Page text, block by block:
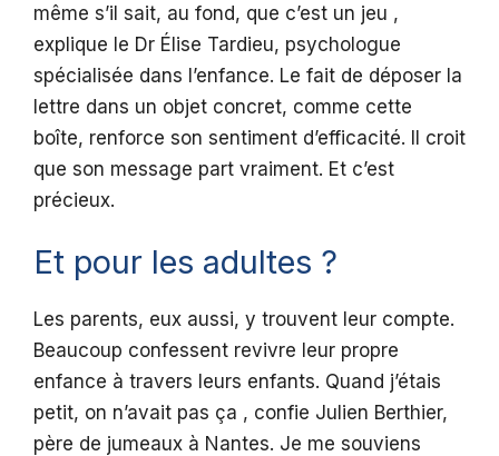
même s’il sait, au fond, que c’est un jeu ,
explique le Dr Élise Tardieu, psychologue
spécialisée dans l’enfance. Le fait de déposer la
lettre dans un objet concret, comme cette
boîte, renforce son sentiment d’efficacité. Il croit
que son message part vraiment. Et c’est
précieux.
Et pour les adultes ?
Les parents, eux aussi, y trouvent leur compte.
Beaucoup confessent revivre leur propre
enfance à travers leurs enfants. Quand j’étais
petit, on n’avait pas ça , confie Julien Berthier,
père de jumeaux à Nantes. Je me souviens